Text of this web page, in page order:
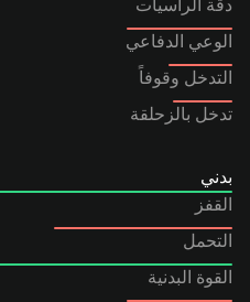
دقة الرأسيات
الوعي الدفاعي
التدخل وقوفاً
تدخل بالزحلقة
بدني
القفز
التحمل
القوة البدنية